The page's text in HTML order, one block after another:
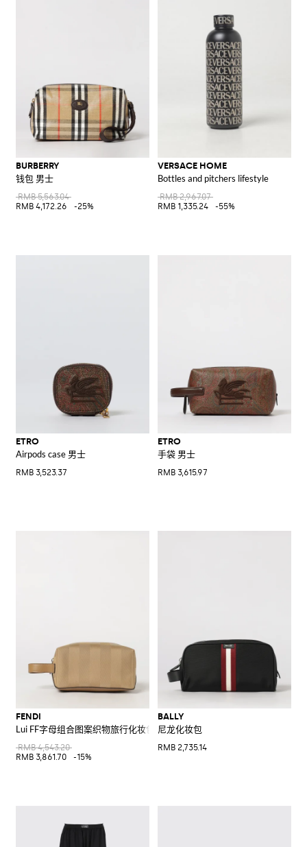
BURBERRY
钱包 男士
RMB 5,563.04
RMB 4,172.26
-25%
VERSACE HOME
Bottles and pitchers lifestyle
RMB 2,967.07
RMB 1,335.24
-55%
ETRO
Airpods case 男士
RMB 3,523.37
ETRO
手袋 男士
RMB 3,615.97
FENDI
Lui FF字母组合图案织物旅行化妆包，配有皮革提手
RMB 4,543.20
RMB 3,861.70
-15%
BALLY
尼龙化妆包
RMB 2,735.14